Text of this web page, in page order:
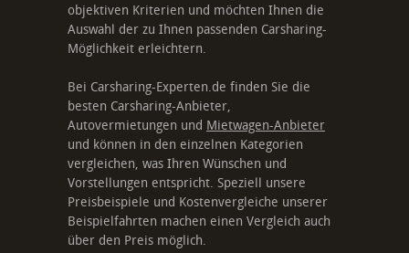
objektiven Kriterien und möchten Ihnen die
Auswahl der zu Ihnen passenden Carsharing-
Möglichkeit erleichtern.
Bei Carsharing-Experten.de finden Sie die
besten Carsharing-Anbieter,
Autovermietungen und Mietwagen-Anbieter
und können in den einzelnen Kategorien
vergleichen, was Ihren Wünschen und
Vorstellungen entspricht. Speziell unsere
Preisbeispiele und Kostenvergleiche unserer
Beispielfahrten machen einen Vergleich auch
über den Preis möglich.